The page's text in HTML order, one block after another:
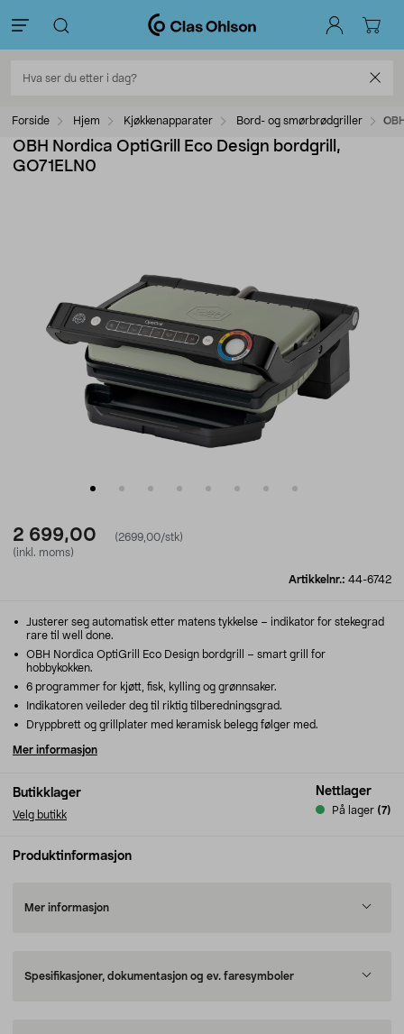
Forside Hjem Kjøkkenapparater Bord- og smørbrødgriller
OBH Nordica OptiGrill Eco Design bordgrill,
GO71ELN0
2 699,00
(2699,00/stk)
(inkl. moms)
Artikkelnr.: 44-6742
Butikklager
Velg butikk
Nettlager
På lager (7)
Justerer seg automatisk etter matens tykkelse – indikator for stekegrad
rare til well done.
OBH Nordica OptiGrill Eco Design bordgrill – smart grill for
hobbykokken.
6 programmer for kjøtt, fisk, kylling og grønnsaker.
Indikatoren veileder deg til riktig tilberedningsgrad.
Dryppbrett og grillplater med keramisk belegg følger med.
Mer informasjon
Produktinformasjon
Mer informasjon
Spesifikasjoner, dokumentasjon og ev. faresymboler